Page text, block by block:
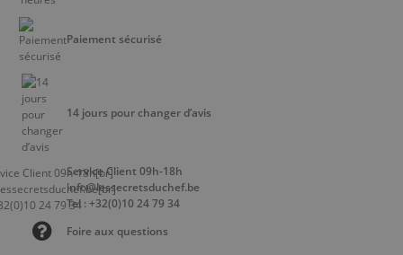
Paiement sécurisé
14 jours pour changer d’avis
Service Client 09h-18h
info@lessecretsduchef.be
Tel : +32(0)10 24 79 34
Foire aux questions